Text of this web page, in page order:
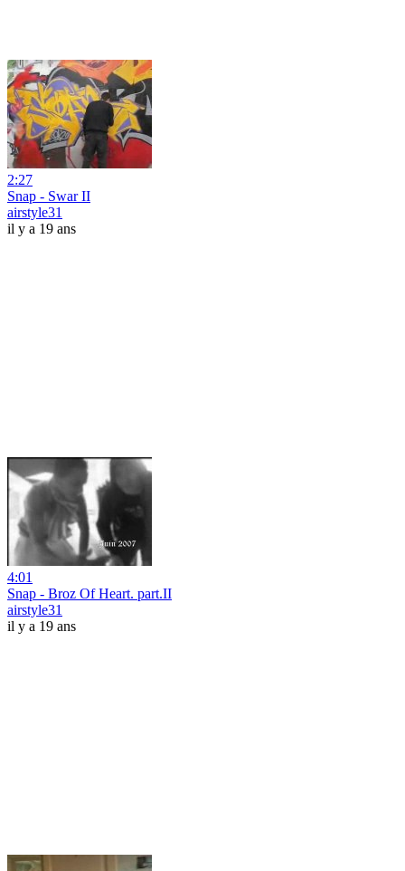
2:27
Snap - Swar II
airstyle31
il y a 19 ans
4:01
Snap - Broz Of Heart. part.II
airstyle31
il y a 19 ans